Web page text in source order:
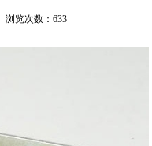
浏览次数： 633